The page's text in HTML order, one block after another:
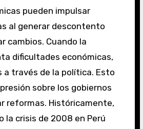
pueden impulsar
al generar descontento
cambios. Cuando la
dificultades económicas,
a través de la política. Esto
sobre los gobiernos
reformas. Históricamente,
la crisis de 2008 en Perú